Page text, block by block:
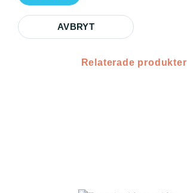
AVBRYT
Relaterade produkter